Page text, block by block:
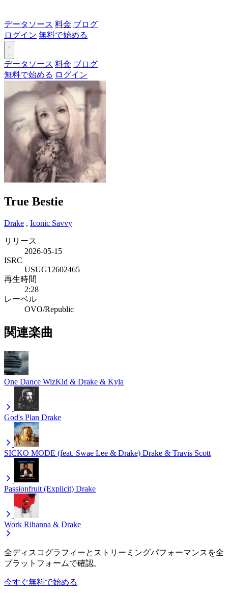
データソース 料金 ブログ
ログイン 無料で始める
データソース 料金 ブログ
無料で始める ログイン
True Bestie
Drake , Iconic Savvy
リリース
2026-05-15
ISRC
USUG12602465
再生時間
2:28
レーベル
OVO/Republic
関連楽曲
One Dance WizKid & Drake & Kyla
God's Plan Drake
SICKO MODE (feat. Swae Lee & Drake) Drake & Travis Scott
Passionfruit (Explicit) Drake
Work Rihanna & Drake
全ディスコグラフィーとストリーミングパフォーマンスを全
プラットフォームで確認。
今すぐ無料で始める